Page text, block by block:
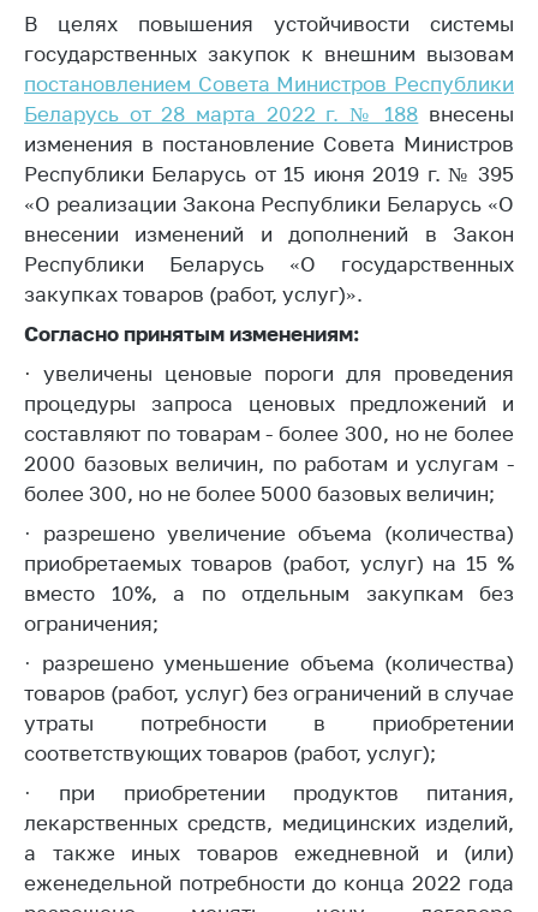
Белорусская
универсальная
товарная биржа
Общественная
жизнь
Идеологическая
работа
Официальные
геральдические
символы
5 лет МАРТ
Деятельность
Ценовая политика
Антимонопольное
регулирование и
конкуренция
Торговля и услуги
Регулирование и
контроль закупок
Защита прав
потребителей
Регулирование
рекламной
деятельности
Международное
сотрудничество
В целях повышения устойчивости системы
государственных закупок к внешним вызовам
постановлением Совета Министров Республики
Беларусь от 28 марта 2022 г. № 188 внесены
изменения в постановление Совета Министров
Республики Беларусь от 15 июня 2019 г. № 395
«О реализации Закона Республики Беларусь «О
внесении изменений и дополнений в Закон
Республики Беларусь «О государственных
закупках товаров (работ, услуг)».
Согласно принятым изменениям:
· увеличены ценовые пороги для проведения
процедуры запроса ценовых предложений и
составляют по товарам - более 300, но не более
2000 базовых величин, по работам и услугам -
более 300, но не более 5000 базовых величин;
· разрешено увеличение объема (количества)
приобретаемых товаров (работ, услуг) на 15 %
вместо 10%, а по отдельным закупкам без
ограничения;
· разрешено уменьшение объема (количества)
товаров (работ, услуг) без ограничений в случае
утраты потребности в приобретении
соответствующих товаров (работ, услуг);
· при приобретении продуктов питания,
лекарственных средств, медицинских изделий,
а также иных товаров ежедневной и (или)
еженедельной потребности до конца 2022 года